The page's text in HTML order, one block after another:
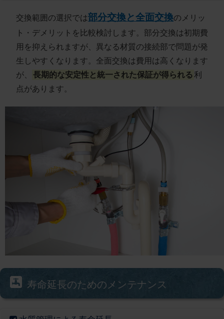
交換範囲の選択では部分交換と全面交換のメリッ
ト・デメリットを比較検討します。部分交換は初期費
用を抑えられますが、異なる材質の接続部で問題が発
生しやすくなります。全面交換は費用は高くなります
が、
長期的な安定性と統一された保証が得られる利
点があります。
寿命延長のためのメンテナンス